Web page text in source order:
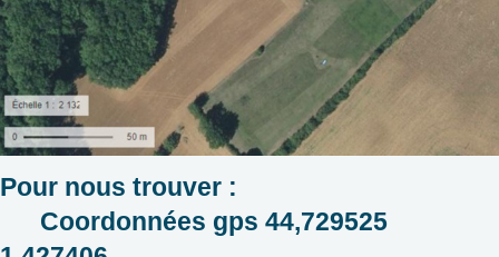
Pour nous trouver :
Coordonnées gps 44,729525